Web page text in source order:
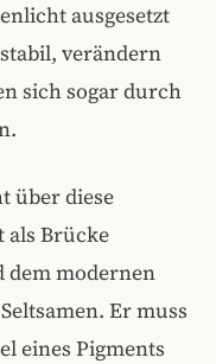
ausgesetzt
verändern
sich sogar durch
über diese
als Brücke
dem modernen
Er muss
eines Pigments